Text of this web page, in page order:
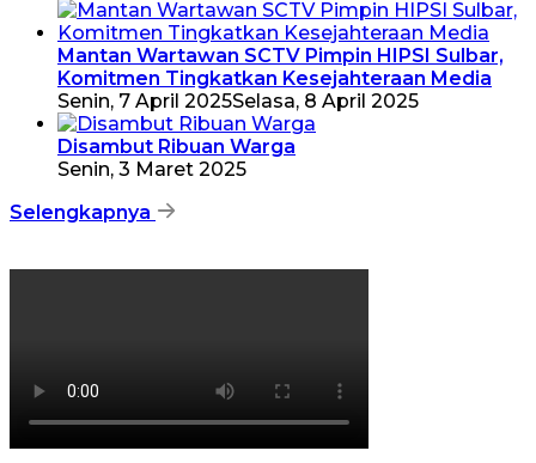
Mantan Wartawan SCTV Pimpin HIPSI Sulbar,
Komitmen Tingkatkan Kesejahteraan Media
Senin, 7 April 2025Selasa, 8 April 2025
Disambut Ribuan Warga
Senin, 3 Maret 2025
Selengkapnya